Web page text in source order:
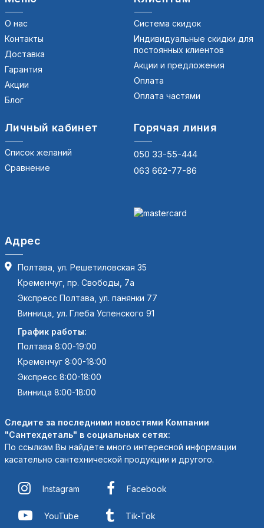
О нас
Контакты
Доставка
Гарантия
Акции
Блог
Система скидок
Индивидуальные скидки для
постоянных клиентов
Акции и предложения
Оплата
Оплата частями
Личный кабинет
Список желаний
Сравнение
Горячая линия
050 33-55-444
063 662-77-86
Адрес
Полтава, ул. Решетиловская 35
Кременчуг, пр. Свободы, 7а
Экспресс Полтава, ул. панянки 77
Винница, ул. Глеба Успенского 91
График работы:
Полтава 8:00-19:00
Кременчуг 8:00-18:00
Экспресс 8:00-18:00
Винница 8:00-18:00
Следите за последними новостями Компании
"Сантехдеталь" в социальных сетях:
По ссылкам Вы найдете много интересной информации
касательно сантехнической продукции и другого.
Instagram Facebook
YouTube Tik-Tok